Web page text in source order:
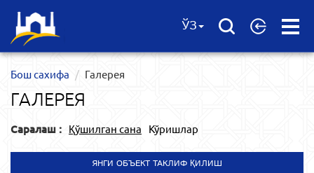
Open
ЎЗ
Бош сахифа Галерея
ГАЛЕРЕЯ
Саралаш : Қўшилган сана Кўришлар
ЯНГИ ОБЪЕКТ ТАКЛИФ ҚИЛИШ